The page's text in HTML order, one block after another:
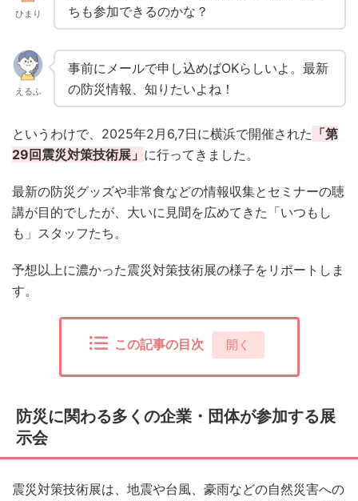
ひまり
ちも参加できるのかな？
えるふ
事前にメールで申し込めばOKらしいよ。最新
の防災情報、知りたいよね！
というわけで、2025年2月6,7日に横浜で開催された 「第
29回震災対策技術展」 に行ってきました。
最新の防災グッズや非常食などの情報収集とセミナーの聴
講が目的でしたが、大いに見聞を広めてきた「いつもし
も」スタッフたち。
予想以上に濃かった震災対策技術展の様子をリポートしま
す。
この記事の目次 開く
防災に関わる多くの企業・団体が参加する展
示会
震災対策技術展は、地震や台風、豪雨などの自然災害への